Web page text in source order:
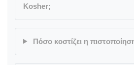
Kosher;
Πόσο κοστίζει η